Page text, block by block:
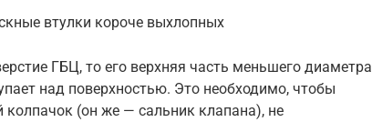
втулки короче выхлопных
ГБЦ, то его верхняя часть меньшего диаметра
над поверхностью. Это необходимо, чтобы
(он же — сальник клапана), не